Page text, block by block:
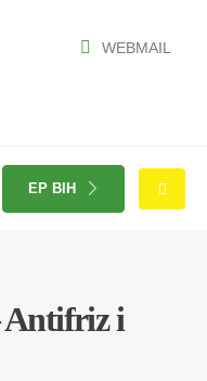
WEBMAIL
EP BIH
Antifriz i